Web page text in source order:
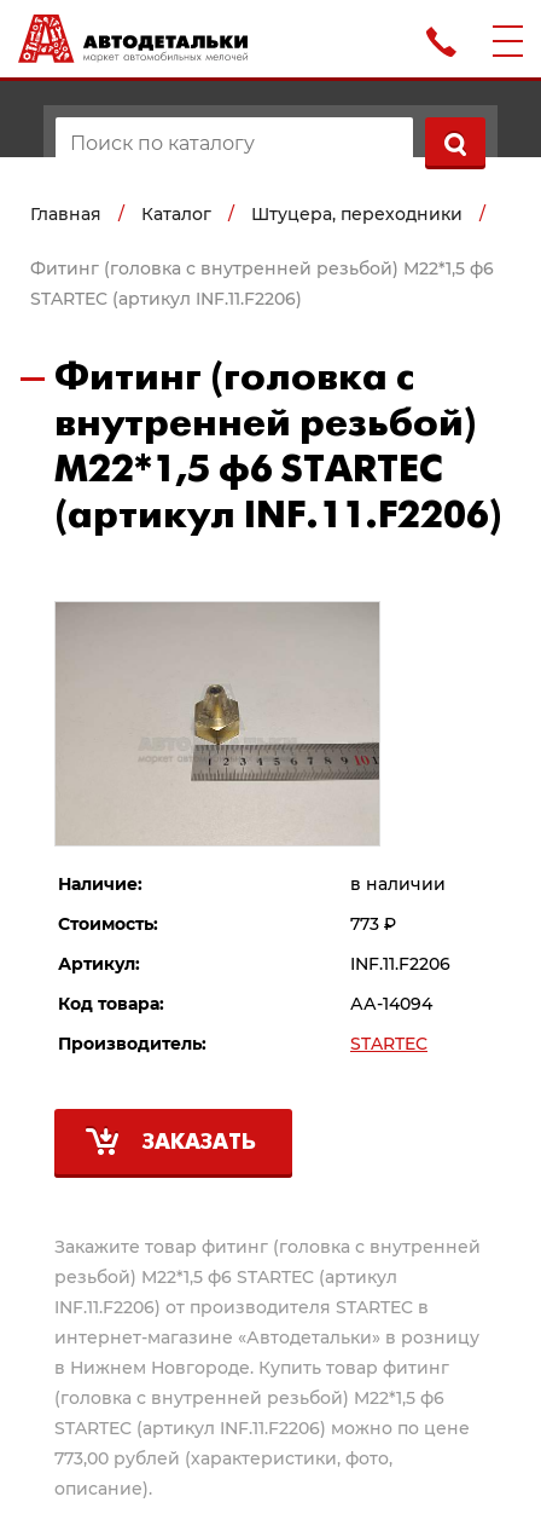
Главная / Каталог / Штуцера, переходники /
Фитинг (головка с внутренней резьбой) M22*1,5 ф6
STARTEC (артикул INF.11.F2206)
Фитинг (головка с
внутренней резьбой)
M22*1,5 ф6 STARTEC
(артикул INF.11.F2206)
Наличие:
в наличии
Стоимость:
773 Р
Артикул:
INF.11.F2206
Код товара:
АА-14094
Производитель:
STARTEC
ЗАКАЗАТЬ
Закажите товар фитинг (головка с внутренней
резьбой) M22*1,5 ф6 STARTEC (артикул
INF.11.F2206) от производителя STARTEC в
интернет-магазине «Автодетальки» в розницу
в Нижнем Новгороде. Купить товар фитинг
(головка с внутренней резьбой) M22*1,5 ф6
STARTEC (артикул INF.11.F2206) можно по цене
773,00 рублей (характеристики, фото,
описание).